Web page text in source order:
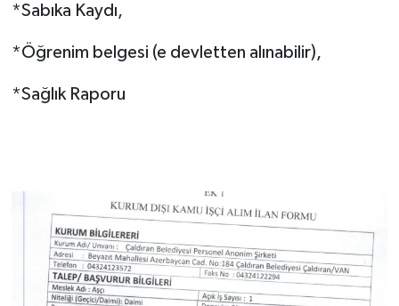
*Sabıka Kaydı,
*Öğrenim belgesi (e devletten alınabilir),
*Sağlık Raporu